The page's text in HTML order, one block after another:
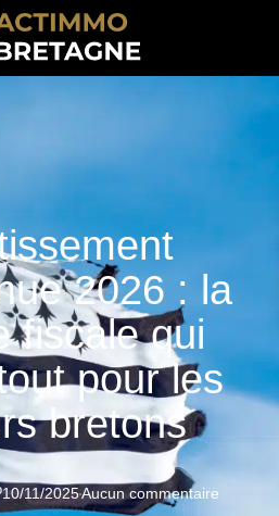
2026 : la
fiscale qui
pour les
bretons
10/11/2025Aucun commentaire